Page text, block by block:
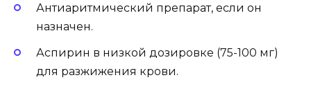
Антиаритмический препарат, если он
назначен.
Аспирин в низкой дозировке (75-100 мг)
для разжижения крови.